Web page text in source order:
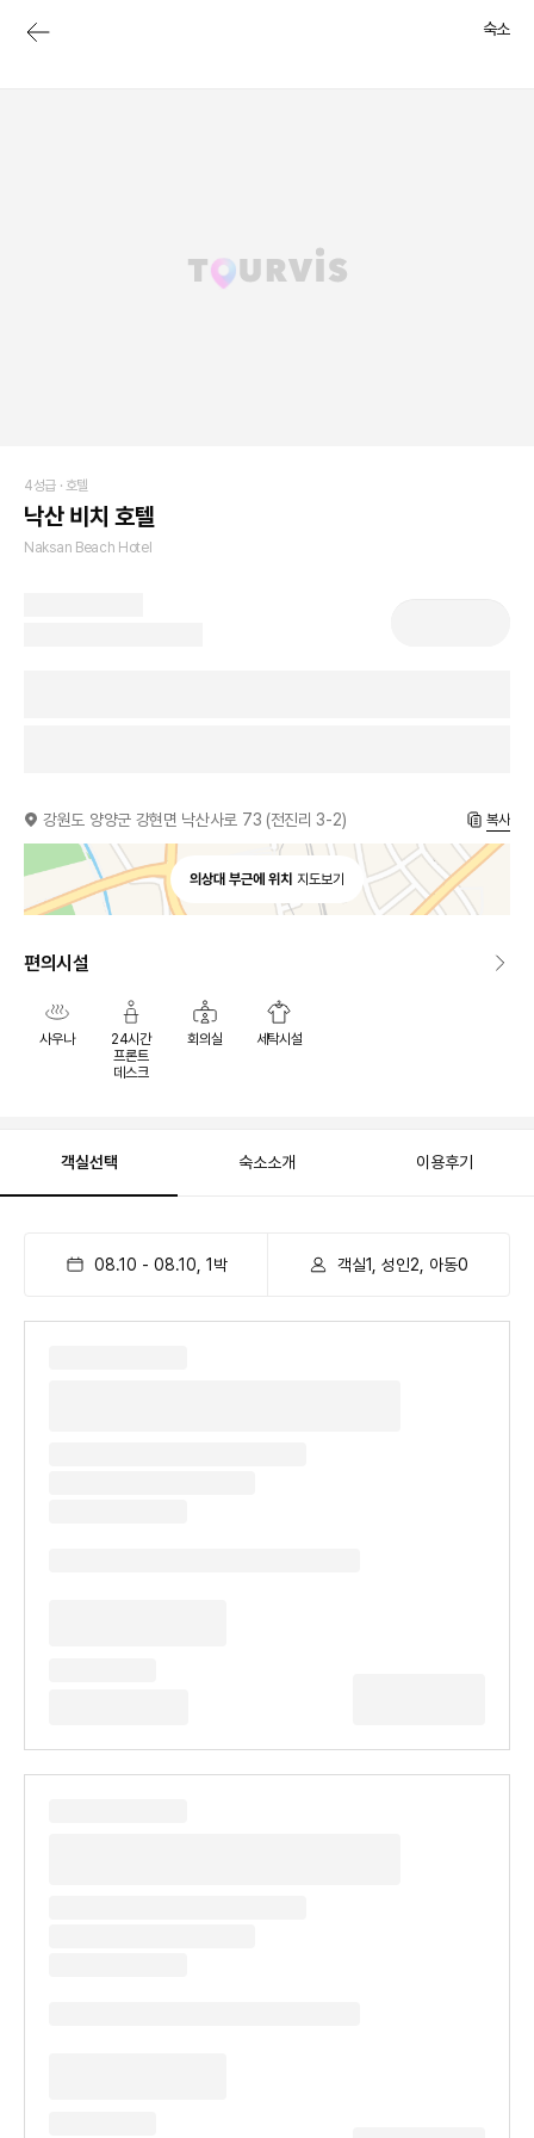
숙소
4성급 · 호텔
낙산 비치 호텔
Naksan Beach Hotel
강원도 양양군 강현면 낙산사로 73 (전진리 3-2) 복사
의상대 부근에 위치 지도보기
편의시설
사우나
24시간
프론트
데스크
회의실 세탁시설
객실선택 숙소소개 이용후기
08.10 - 08.10 1 박 객실1, 성인2, 아동0